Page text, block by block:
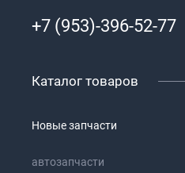
+7 (953)-396-52-77
Каталог товаров
Новые запчасти
автозапчасти